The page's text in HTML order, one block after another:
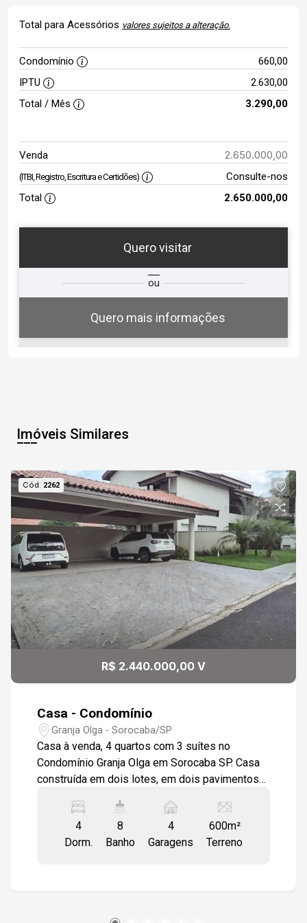
Total para Acessórios valores sujeitos a alteração.
Condomínio
660,00
IPTU
2.630,00
Total / Mês
3.290,00
Venda 2.650.000,00
(ITBI, Registro, Escritura e Certidões)
Consulte-nos
Total
2.650.000,00
Quero visitar
ou
Quero mais informações
Qual o melhor dia e horário para
você?
07
Aug/Fri
08
Aug/Sat
09
Aug/Sun
10
Continuar
Imóveis Similares
Cód. 2262
R$ 2.440.000,00 V
Casa - Condomínio
Granja Olga - Sorocaba/SP
Casa à venda, 4 quartos com 3 suítes no
Condomínio Granja Olga em Sorocaba SP. Casa
construída em dois lotes, em dois pavimentos
pavimento, sala de estar com piso de madeira,
parede revestida em papel de parede, teto em
gesso e luminárias em LED embutidas, janelas
4
Dorm.
8
Banho
4
Garagens
600m²
Terreno